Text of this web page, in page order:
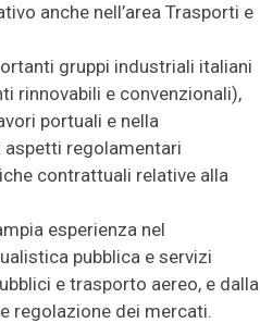
anche nell’area Trasporti e
gruppi industriali italiani
rinnovabili e convenzionali),
portuali e nella
aspetti regolamentari
contrattuali relative alla
esperienza nel
pubblica e servizi
e trasporto aereo, e dalla
regolazione dei mercati.